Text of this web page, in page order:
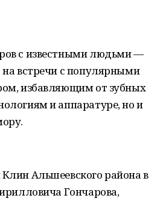
с известными людьми —
встречи с популярными
избавляющим от зубных
и аппаратуре, но и
Альшеевского района в
Гончарова,